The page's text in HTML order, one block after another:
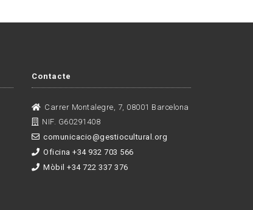
Contacte
Carrer Montalegre, 7, 08001 Barcelona
NIF. G60291408
comunicacio@gestiocultural.org
Oficina +34 932 703 566
Mòbil +34 722 337 376